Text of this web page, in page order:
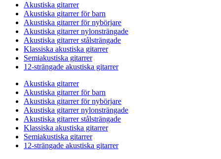
Akustiska gitarrer
Akustiska gitarrer för barn
Akustiska gitarrer för nybörjare
Akustiska gitarrer nylonsträngade
Akustiska gitarrer stålsträngade
Klassiska akustiska gitarrer
Semiakustiska gitarrer
12-strängade akustiska gitarrer
Akustiska gitarrer
Akustiska gitarrer för barn
Akustiska gitarrer för nybörjare
Akustiska gitarrer nylonsträngade
Akustiska gitarrer stålsträngade
Klassiska akustiska gitarrer
Semiakustiska gitarrer
12-strängade akustiska gitarrer